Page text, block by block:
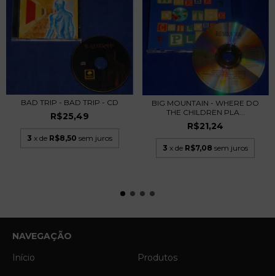
BAD TRIP - BAD TRIP - CD
R$25,49
3 x de R$8,50 sem juros
BIG MOUNTAIN - WHERE DO
THE CHILDREN PLA...
R$21,24
3 x de R$7,08 sem juros
NAVEGAÇÃO
Início
Produtos